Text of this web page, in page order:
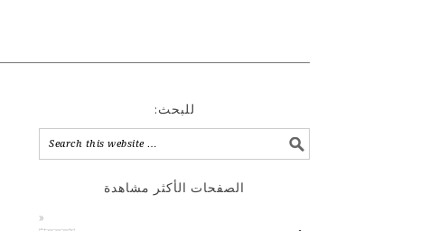
:للبحث
الصفحات الأكثر مشاهدة